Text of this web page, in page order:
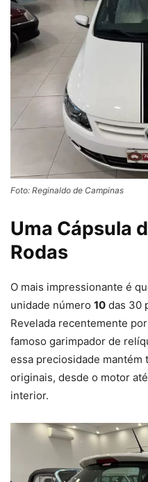
Foto: Reginaldo de Campinas
Uma Cápsula
Rodas
O mais impressionante é
unidade número 10 das 30
Revelada recentemente por
famoso garimpador de
essa preciosidade mantém
originais, desde o motor
interior.